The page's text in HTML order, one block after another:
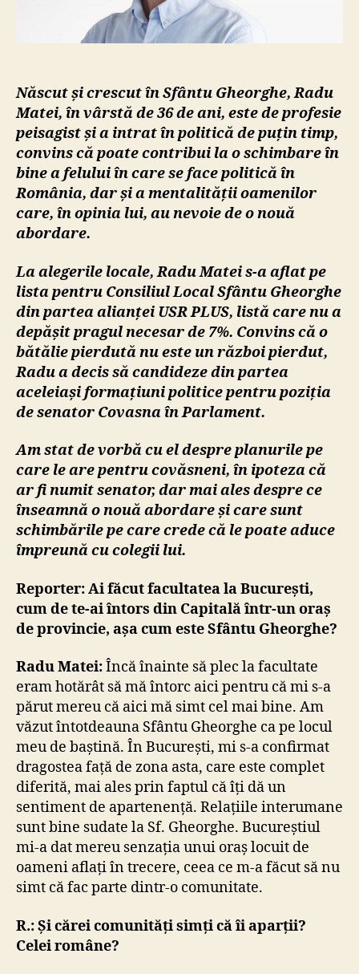
interviu
cu
Radu
pentru
poziția
de
senator
de
Covasva
Născut și crescut în Sfântu Gheorghe, Radu
Matei, în vârstă de 36 de ani, este de profesie
peisagist și a intrat în politică de puțin timp,
convins că poate contribui la o schimbare în
bine a felului în care se face politică în
România, dar și a mentalității oamenilor
care, în opinia lui, au nevoie de o nouă
abordare.
La alegerile locale, Radu Matei s-a aflat pe
lista pentru Consiliul Local Sfântu Gheorghe
din partea alianței USR PLUS, listă care nu a
depășit pragul necesar de 7%. Convins că o
bătălie pierdută nu este un război pierdut,
Radu a decis să candideze din partea
aceleiași formațiuni politice pentru poziția
de senator Covasna în Parlament.
Am stat de vorbă cu el despre planurile pe
care le are pentru covăsneni, în ipoteza că
ar fi numit senator, dar mai ales despre ce
înseamnă o nouă abordare și care sunt
schimbările pe care crede că le poate aduce
împreună cu colegii lui.
Reporter:Ai făcut facultatea la București,
cum de te-ai întors din Capitală într-un oraș
de provincie, așa cum este Sfântu Gheorghe?
Radu Matei:Încă înainte să plec la facultate
eram hotărât să mă întorc aici pentru că mi s-a
părut mereu că aici mă simt cel mai bine. Am
văzut întotdeauna Sfântu Gheorghe ca pe locul
meu de baștină. În București, mi s-a confirmat
dragostea față de zona asta, care este complet
diferită, mai ales prin faptul că îți dă un
sentiment de apartenență. Relațiile interumane
sunt bine sudate la Sf. Gheorghe. Bucureștiul
mi-a dat mereu senzația unui oraș locuit de
oameni aflați în trecere, ceea ce m-a făcut să nu
simt că fac parte dintr-o comunitate.
R.:Și cărei comunități simți că îi aparții?
Celei române?